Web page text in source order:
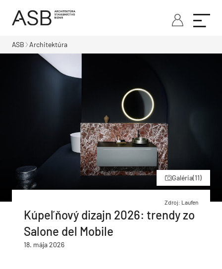
ASB Architektúra
Galéria(11)
Zdroj: Laufen
Kúpeľňový dizajn 2026: trendy zo
Salone del Mobile
18. mája 2026